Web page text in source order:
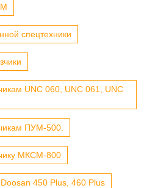
спецтехники
UNC 060, UNC 061, UNC
ПУМ-500.
МКСМ-800
450 Plus, 460 Plus